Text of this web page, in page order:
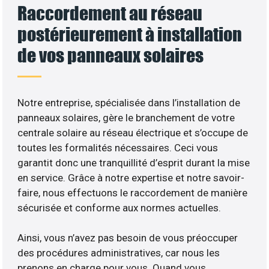
Raccordement au réseau
postérieurement à installation
de vos panneaux solaires
Notre entreprise, spécialisée dans l’installation de
panneaux solaires, gère le branchement de votre
centrale solaire au réseau électrique et s’occupe de
toutes les formalités nécessaires. Ceci vous
garantit donc une tranquillité d’esprit durant la mise
en service. Grâce à notre expertise et notre savoir-
faire, nous effectuons le raccordement de manière
sécurisée et conforme aux normes actuelles.
Ainsi, vous n’avez pas besoin de vous préoccuper
des procédures administratives, car nous les